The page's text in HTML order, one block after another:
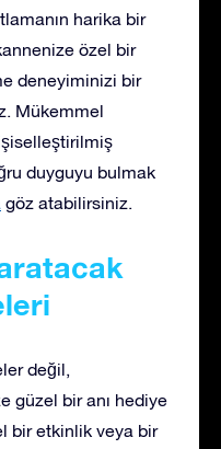
harika bir
özel bir
deneyiminizi bir
Mükemmel
duyguyu bulmak
göz atabilirsiniz.
değil,
güzel bir anı hediye
bir etkinlik veya bir